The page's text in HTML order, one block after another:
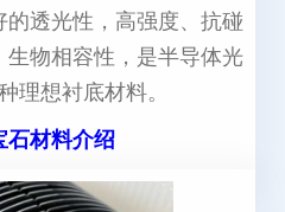
透光性，高强度、抗碰
物相容性，是半导体光
理想衬底材料。
石材料介绍